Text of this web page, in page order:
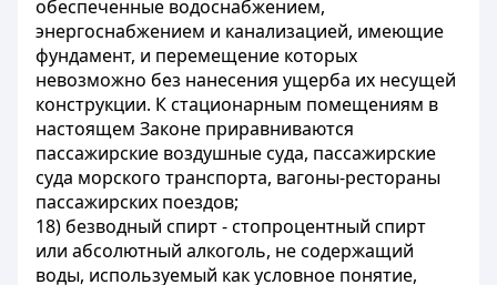
обеспеченные водоснабжением,
энергоснабжением и канализацией, имеющие
фундамент, и перемещение которых
невозможно без нанесения ущерба их несущей
конструкции. К стационарным помещениям в
настоящем Законе приравниваются
пассажирские воздушные суда, пассажирские
суда морского транспорта, вагоны-рестораны
пассажирских поездов;
18) безводный спирт - стопроцентный спирт
или абсолютный алкоголь, не содержащий
воды, используемый как условное понятие,